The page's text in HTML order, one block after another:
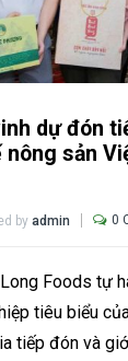
dự đón
nông sản
by admin 0
Foods tự
tiêu biểu
tiếp đón và